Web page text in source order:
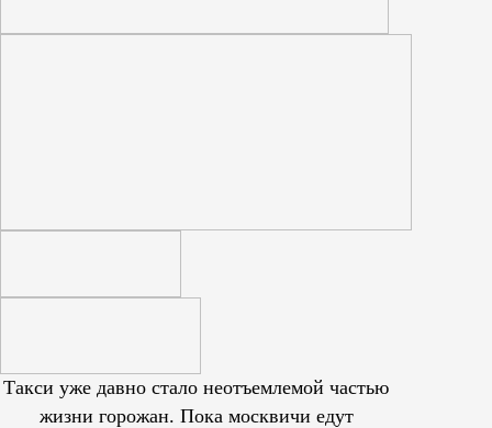
Такси уже давно стало неотъемлемой частью
жизни горожан. Пока москвичи едут